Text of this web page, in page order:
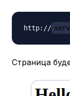
http://
Страница